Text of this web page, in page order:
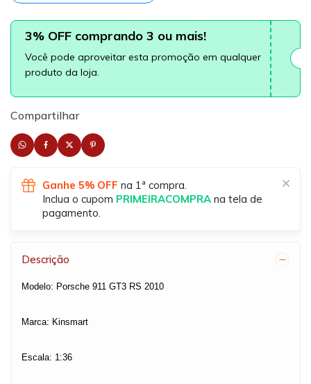
3% OFF comprando 3 ou mais!
Você pode aproveitar esta promoção em qualquer
produto da loja.
Compartilhar
Ganhe 5% OFF na 1ª compra.
Inclua o cupom PRIMEIRACOMPRA na tela de
pagamento.
Descrição
Modelo: Porsche 911 GT3 RS 2010
Marca: Kinsmart
Escala: 1:36